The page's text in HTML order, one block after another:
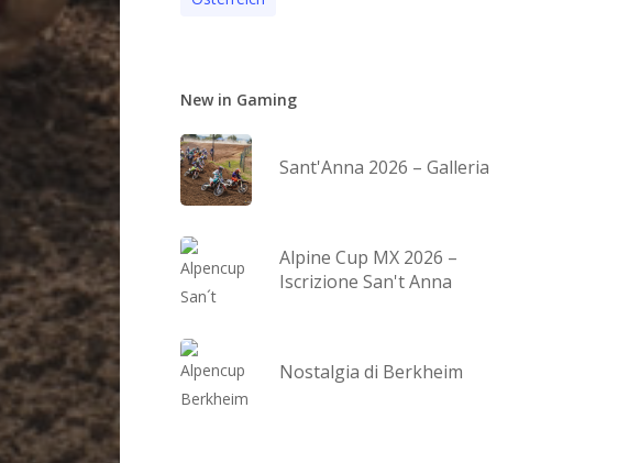
New in Gaming
Sant'Anna 2026 – Galleria
Alpine Cup MX 2026 –
Iscrizione San't Anna
Nostalgia di Berkheim